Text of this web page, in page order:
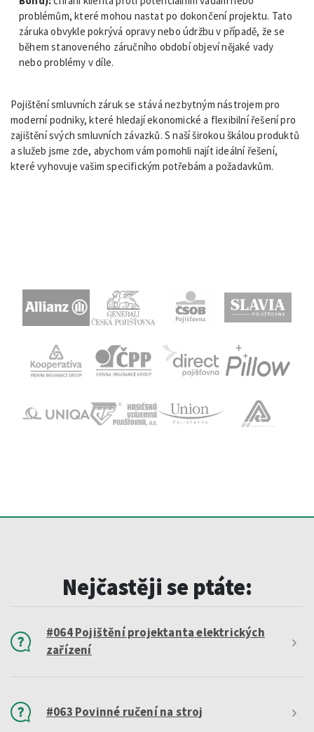
problémům, které mohou nastat po dokončení projektu. Tato
záruka obvykle pokrývá opravy nebo údržbu v případě, že se
během stanoveného záručního období objeví nějaké vady
nebo problémy v díle.
Pojištění smluvních záruk se stává nezbytným nástrojem pro
moderní podniky, které hledají ekonomické a flexibilní řešení pro
zajištění svých smluvních závazků. S naší širokou škálou produktů
a služeb jsme zde, abychom vám pomohli najít ideální řešení,
které vyhovuje vašim specifickým potřebám a požadavkům.
Nejčastěji se ptáte:
#064 Pojištění projektanta elektrických
zařízení
#063 Povinné ručení na stroj